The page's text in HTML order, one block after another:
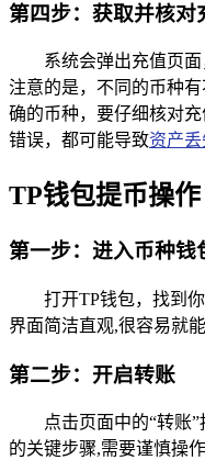
第四步：获取并核对
系统会弹出充值页
注意的是，不同的币种
确的币种，要仔细核对
错误，都可能导致资产
TP钱包提币操作
第一步：进入币种钱
打开TP钱包，找到
界面简洁直观,很容易就
第二步：开启转账
点击页面中的“转账
的关键步骤,需要谨慎操作